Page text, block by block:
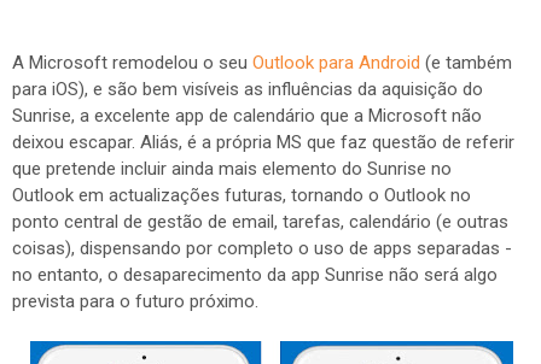
A Microsoft remodelou o seu Outlook para Android (e também
para iOS), e são bem visíveis as influências da aquisição do
Sunrise, a excelente app de calendário que a Microsoft não
deixou escapar. Aliás, é a própria MS que faz questão de referir
que pretende incluir ainda mais elemento do Sunrise no
Outlook em actualizações futuras, tornando o Outlook no
ponto central de gestão de email, tarefas, calendário (e outras
coisas), dispensando por completo o uso de apps separadas -
no entanto, o desaparecimento da app Sunrise não será algo
prevista para o futuro próximo.